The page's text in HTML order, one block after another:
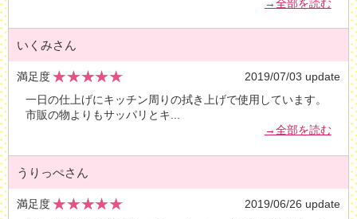
→全部を読む
いくみさん
満足度
2019/07/03 update
一日の仕上げにキッチン周りの拭き上げで使用しています。
市販の物よりもサッパリとキ...
→全部を読む
うりっぺさん
満足度
2019/06/26 update